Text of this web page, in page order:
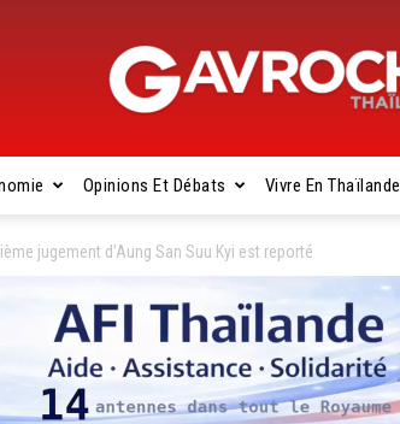
Gavroche
Thaïlande
Opinions Et Débats Vivre En Thaïlande
jugement d’Aung San Suu Kyi est reporté